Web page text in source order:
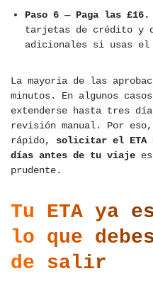
Paso 6 — Paga las £16.
tarjetas de crédito y
adicionales si usas
La mayoría de las
minutos. En algunos
extenderse hasta tres
revisión manual. Por
rápido, solicitar el ETA
días antes de tu viaje
prudente.
Tu ETA ya
lo que
de salir